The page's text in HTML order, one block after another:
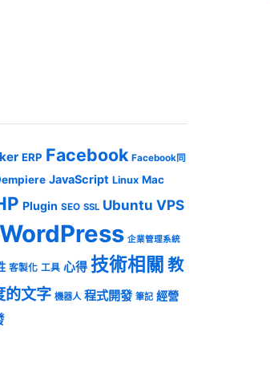
ERP Facebook Facebook同
JavaScript Linux Mac
Plugin SEO SSL Ubuntu VPS
WordPress 企業管理系統
客製化 工具 心得 技術相關 教
的文字 機器人 程式開發 筆記 經營